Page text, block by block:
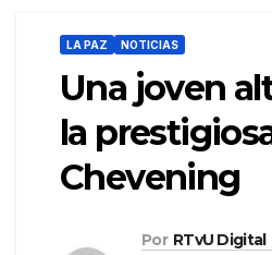
LA PAZ NOTICIAS
Una joven
la
Chevening
Por RTvU Digital